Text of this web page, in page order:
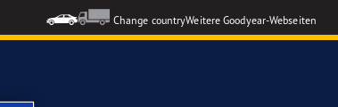
Change countryWeitere Goodyear-Webseiten